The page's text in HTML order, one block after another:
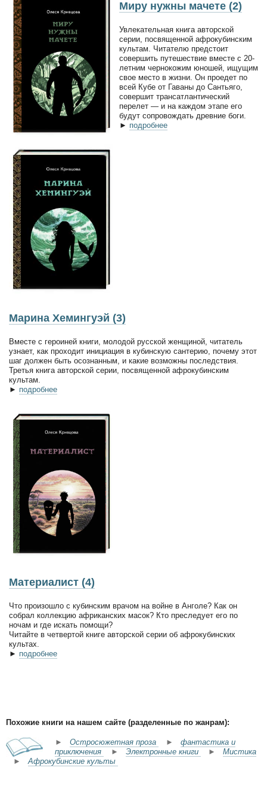
Миру нужны мачете (2)
Увлекательная книга авторской
серии, посвященной афрокубинским
культам. Читателю предстоит
совершить путешествие вместе с 20-
летним чернокожим юношей, ищущим
свое место в жизни. Он проедет по
всей Кубе от Гаваны до Сантьяго,
совершит трансатлантический
перелет — и на каждом этапе его
будут сопровождать древние боги.
► подробнее
Марина Хемингуэй (3)
Вместе с героиней книги, молодой русской женщиной, читатель
узнает, как проходит инициация в кубинскую сантерию, почему этот
шаг должен быть осознанным, и какие возможны последствия.
Третья книга авторской серии, посвященной афрокубинским
культам.
► подробнее
Материалист (4)
Что произошло с кубинским врачом на войне в Анголе? Как он
собрал коллекцию африканских масок? Кто преследует его по
ночам и где искать помощи?
Читайте в четвертой книге авторской серии об афрокубинских
культах.
► подробнее
Похожие книги на нашем сайте (разделенные по жанрам):
► Остросюжетная проза ► фантастика и
приключения
► Электронные книги ► Мистика
► Афрокубинские культы